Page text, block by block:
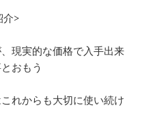
介>
現実的な価格で入手出来
おもう
れからも大切に使い続け